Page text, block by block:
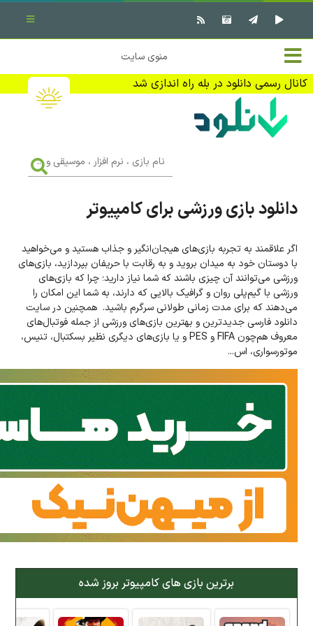
خانه
تماس با ما
تبلیغات
منوی سایت
کانال رسمی دانلود در بله راه اندازی شد
✖ بستن منو
نرم افزار کامپیوتر
بازی کامپیوتر
کتاب
وبلاگ
جهت دریافت آخرین اخبار و اطلاعات ما را در کانال رسمی دانلود در
بله دنبال کنید (ورود)
بازی
،
،
موسیقی
دانلود بازی ورزشی برای کامپیوتر
اگر علاقمند به تجربه بازی‌های هیجان‌انگیر و جذاب هستید و می‌خواهید
با دوستان خود به میدان بروید و به رقابت با حریفان بپردازید، بازی‌های
ورزشی می‌توانند آن‌ چیزی باشند که شما نیاز دارید؛ چرا که بازی‌های
ورزشی با گیم‌پلی روان و گرافیک بالایی که دارند، به شما این امکان را
می‌دهند که برای مدت زمانی طولانی سرگرم باشید. همچنین در سایت
دانلود فارسی جدیدترین و بهترین بازی‌های ورزشی از جمله فوتبال‌های
معروف هم‌چون FIFA و PES و یا بازی‌های دیگری نظیر بسکتبال، تنیس،
موتورسواری، اس...
برترین بازی های کامپیوتر بروز شده